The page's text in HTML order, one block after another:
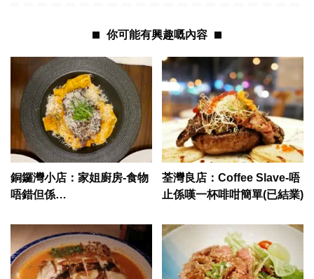
你可能有興趣嘅內容
銅鑼灣小店：家姐廚房-食物
唔錯但係…
荃灣良店：Coffee Slave-唔
止係嘆一杯啡咁簡單(已結業)